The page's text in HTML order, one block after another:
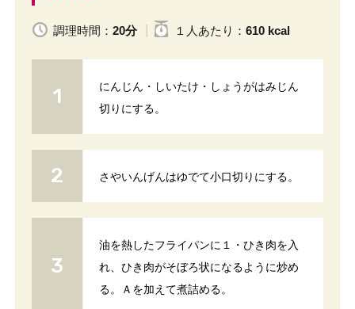
調理時間： 20分 １人 あたり ： 610 kcal
にんじん・しいたけ・しょうがはみじん
切りにする。
さやいんげんはゆでて小口切りにする。
油を熱したフライパンに１・ひき肉を入
れ、ひき肉がそぼろ状になるように炒め
る。Ａを加えて煮詰める。